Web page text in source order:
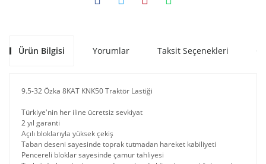
Ürün Bilgisi Yorumlar Taksit Seçenekleri
9.5-32 Özka 8KAT KNK50 Traktör Lastiği
Türkiye'nin her iline ücretsiz sevkiyat
2 yıl garanti
Açılı bloklarıyla yüksek çekiş
Taban deseni sayesinde toprak tutmadan hareket kabiliyeti
Pencereli bloklar sayesinde çamur tahliyesi